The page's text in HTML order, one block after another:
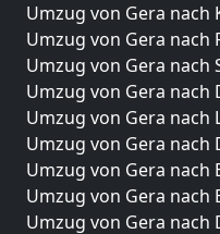
Umzug von Gera nach
Umzug von Gera
Umzug von Gera nach
Umzug von Gera nach
Umzug von Gera nach
Umzug von Gera nach
Umzug von Gera nach
Umzug von Gera nach
Umzug von Gera nach